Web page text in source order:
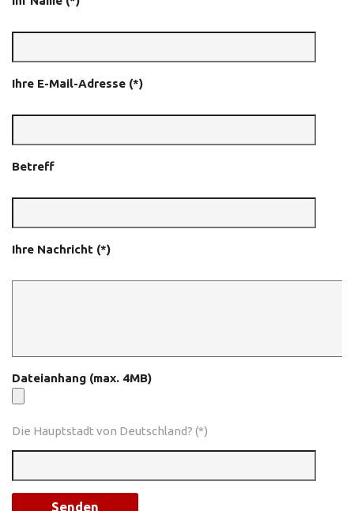
Ihre E-Mail-Adresse (*)
Betreff
Ihre Nachricht (*)
Dateianhang (max. 4MB)
Die Hauptstadt von Deutschland? (*)